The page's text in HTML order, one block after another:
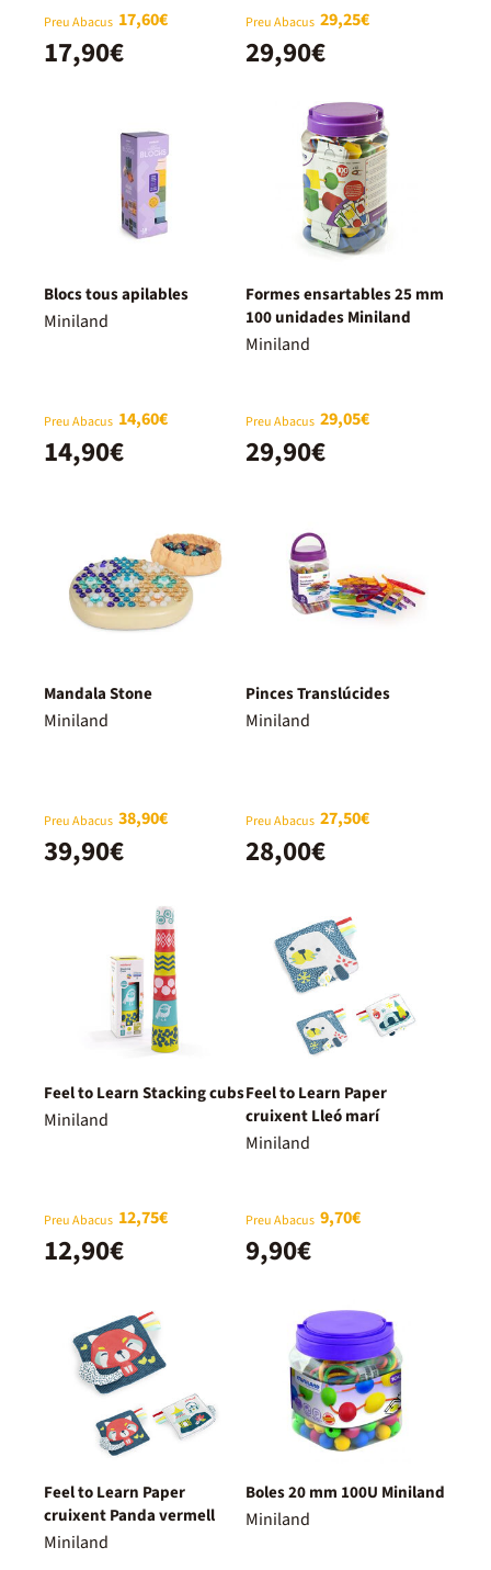
Preu Abacus 17,60€
17,90€
Preu Abacus 29,25€
29,90€
Blocs tous apilables
Miniland
Preu Abacus 14,60€
14,90€
Formes ensartables 25 mm
100 unidades Miniland
Miniland
Preu Abacus 29,05€
29,90€
Mandala Stone
Miniland
Preu Abacus 38,90€
39,90€
Pinces Translúcides
Miniland
Preu Abacus 27,50€
28,00€
Feel to Learn Stacking cubs
Miniland
Preu Abacus 12,75€
12,90€
Feel to Learn Paper
cruixent Lleó marí
Miniland
Preu Abacus 9,70€
9,90€
Feel to Learn Paper
cruixent Panda vermell
Miniland
Boles 20 mm 100U Miniland
Miniland